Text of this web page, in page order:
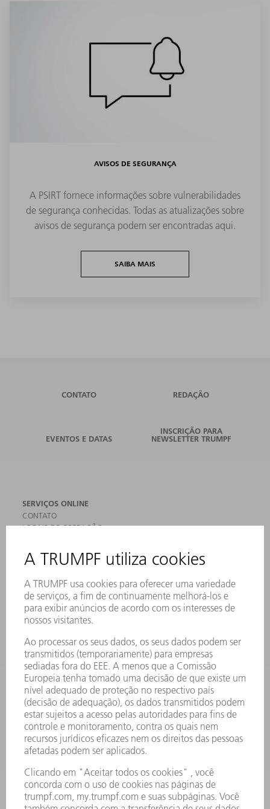
AVISOS DE SEGURANÇA
A PSIRT fornece informações sobre vulnerabilidades
de segurança conhecidas. Todas as atualizações sobre
avisos de segurança podem ser encontradas aqui.
SAIBA MAIS
CONTATO REDAÇÃO
EVENTOS E DATAS
INSCRIÇÃO PARA
NEWSLETTER TRUMPF
SERVIÇOS ONLINE
CONTATO
LOCAIS DE OPERAÇÃO
ASSINATURA DA NEWSLETTER
FICHAS DE DADOS DE SEGURANÇA
MÁQUINAS & SISTEMAS
LASER
ELETRÔNICA DE POTÊNCIA
FERRAMENTAS ELÉTRICAS
SMART FACTORY
SOFTWARE
SERVIÇOS
APLICAÇÕES
SETORES
EMPRESA
CARREIRA
OFERTAS DE EMPREGO
PERFIL DA EMPRESA
CONSELHO DE ADMINISTRAÇÃO
RELATÓRIO FINANCEIRO ANUAL
PRINCÍPIOS EMPRESARIAIS
COMPLIANCE
SISTEMA DE DENÚNCIAS
SEGURANÇA